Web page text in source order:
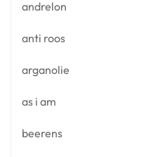
andrelon
anti roos
arganolie
as i am
beerens